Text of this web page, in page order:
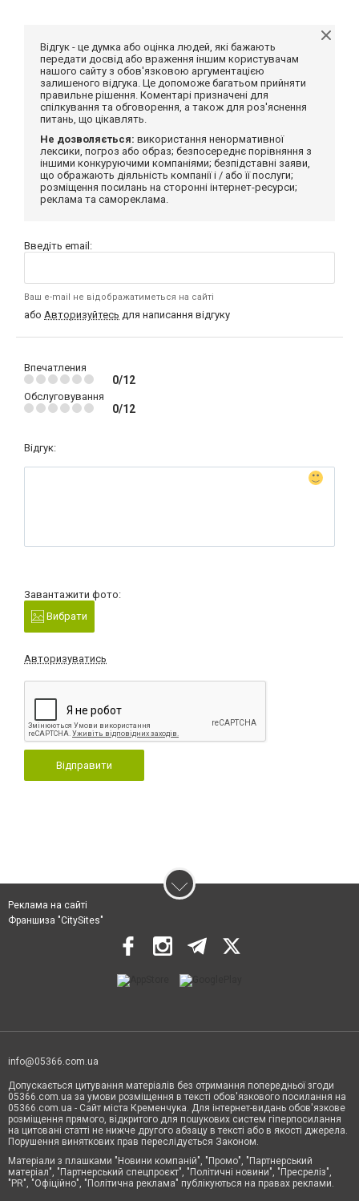
Відгук - це думка або оцінка людей, які бажають
передати досвід або враження іншим користувачам
нашого сайту з обов'язковою аргументацією
залишеного відгука. Це допоможе багатьом прийняти
правильне рішення. Коментарі призначені для
спілкування та обговорення, а також для роз'яснення
питань, що цікавлять.
Не дозволяється: використання ненормативної
лексики, погроз або образ; безпосереднє порівняння з
іншими конкуруючими компаніями; безпідставні заяви,
що ображають діяльність компанії і / або її послуги;
розміщення посилань на сторонні інтернет-ресурси;
реклама та самореклама.
Введіть email:
Ваш e-mail не відображатиметься на сайті
або Авторизуйтесь для написання відгуку
Впечатления
0/12
Обслуговування
0/12
Відгук:
Завантажити фото:
Вибрати
Авторизуватись
Відправити
Реклама на сайті
Франшиза "CitySites"
info@05366.com.ua
Допускається цитування матеріалів без отримання попередньої згоди
05366.com.ua за умови розміщення в тексті обов'язкового посилання на
05366.com.ua - Сайт міста Кременчука. Для інтернет-видань обов'язкове
розміщення прямого, відкритого для пошукових систем гіперпосилання
на цитовані статті не нижче другого абзацу в тексті або в якості джерела.
Порушення виняткових прав переслідується Законом.
Матеріали з плашками "Новини компаній", "Промо", "Партнерський
матеріал", "Партнерський спецпроєкт", "Політичні новини", "Пресреліз",
"PR", "Офіційно", "Політична реклама" публікуються на правах реклами.